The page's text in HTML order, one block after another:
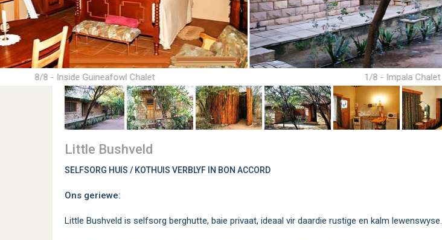
1/8 - Impala Chalet
8/8 - Inside Guineafowl Chalet
Little Bushveld
SELFSORG HUIS / KOTHUIS VERBLYF IN BON ACCORD
Ons geriewe:
Little Bushveld is selfsorg berghutte, baie privaat, ideaal vir daardie rustige en kalm lewenswyse.